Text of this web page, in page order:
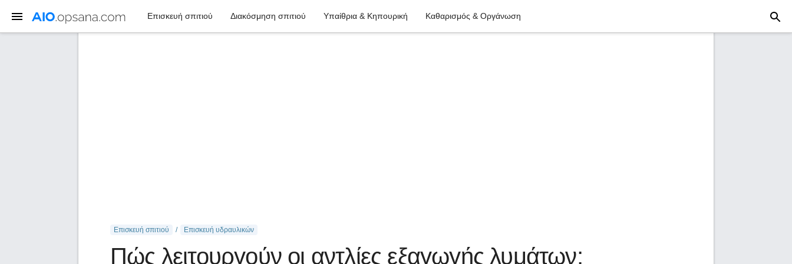
Επισκευή σπιτιού Διακόσμηση σπιτιού Υπαίθρια & Κηπουρική Καθαρισμός & Οργάνωση
Επισκευή σπιτιού Επισκευή υδραυλικών
Πώς λειτουργούν οι αντλίες εξαγωγής λυμάτων;